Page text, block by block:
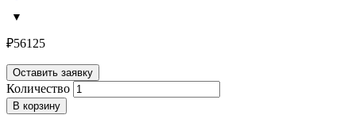
₽56125
Оставить заявку
Количество
В корзину